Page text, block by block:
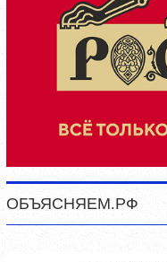
ОБЪЯСНЯЕМ.РФ